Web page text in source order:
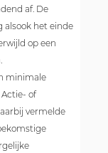
af. De
alsook het einde
op een
minimale
of
vermelde